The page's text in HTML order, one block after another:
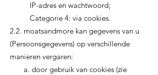
IP-adres en wachtwoord;
Categorie 4: via cookies.
2.2. moatsandmore kan gegevens van u
(Persoonsgegevens) op verschillende
manieren vergaren:
a. door gebruik van cookies (zie